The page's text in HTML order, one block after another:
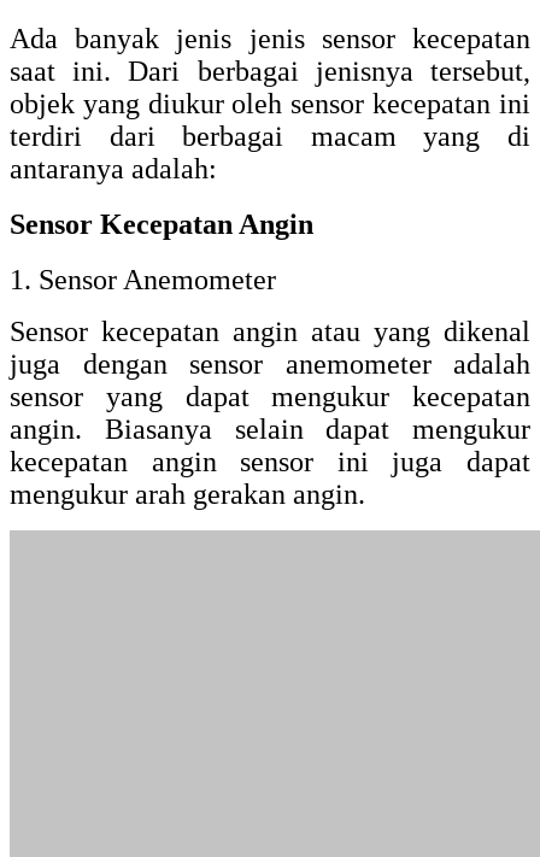
Ada banyak jenis jenis sensor kecepatan
saat ini. Dari berbagai jenisnya tersebut,
objek yang diukur oleh sensor kecepatan ini
terdiri dari berbagai macam yang di
antaranya adalah:
Sensor Kecepatan Angin
1. Sensor Anemometer
Sensor kecepatan angin atau yang dikenal
juga dengan sensor anemometer adalah
sensor yang dapat mengukur kecepatan
angin. Biasanya selain dapat mengukur
kecepatan angin sensor ini juga dapat
mengukur arah gerakan angin.